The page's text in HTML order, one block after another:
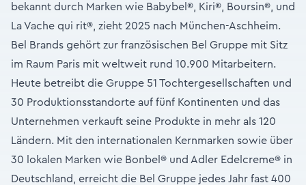
bekannt durch Marken wie Babybel®, Kiri®, Boursin®, und
La Vache qui rit®, zieht 2025 nach München-Aschheim.
Bel Brands gehört zur französischen Bel Gruppe mit Sitz
im Raum Paris mit weltweit rund 10.900 Mitarbeitern.
Heute betreibt die Gruppe 51 Tochtergesellschaften und
30 Produktionsstandorte auf fünf Kontinenten und das
Unternehmen verkauft seine Produkte in mehr als 120
Ländern. Mit den internationalen Kernmarken sowie über
30 lokalen Marken wie Bonbel® und Adler Edelcreme® in
Deutschland, erreicht die Bel Gruppe jedes Jahr fast 400